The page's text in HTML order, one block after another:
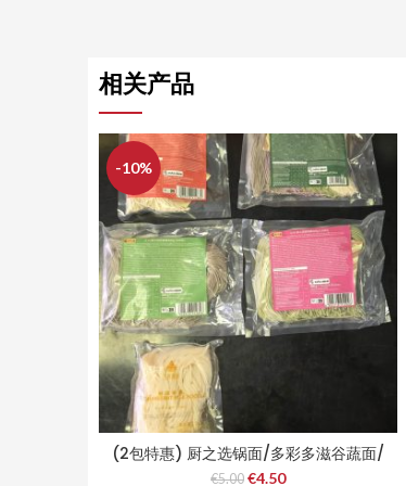
相关产品
-10%
(2包特惠) 厨之选锅面/多彩多滋谷蔬面/
荞麦面/菠菜面/三养易食鲜湿米粉
€5.00 €4.50